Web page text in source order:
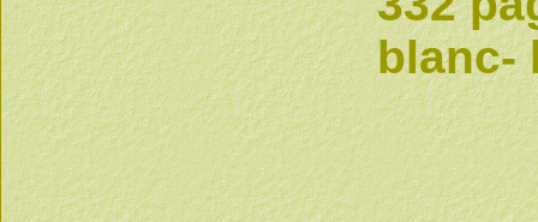
blanc-